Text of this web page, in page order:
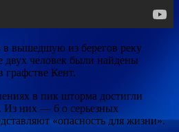
вышедшую из берегов реку
человек были найдены
Кент.
в пик шторма достигли
Из них — 6 о серьезных
«опасность для жизни».